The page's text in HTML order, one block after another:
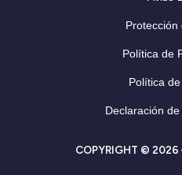
Protección
Política de
Política
Declaración
COPYRIGHT © 2026